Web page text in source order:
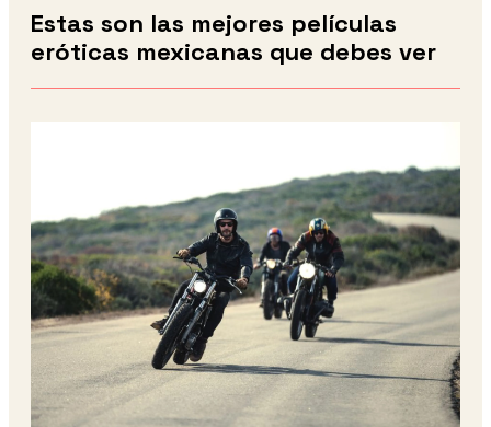
Estas son las mejores películas
eróticas mexicanas que debes ver